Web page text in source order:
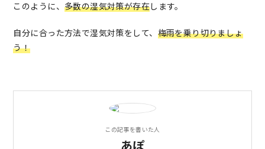
このように、 多数の湿気対策が存在します。
自分に合った方法で湿気対策をして、 梅雨を乗り切りましょ
う！
この記事を書いた人
あぽ